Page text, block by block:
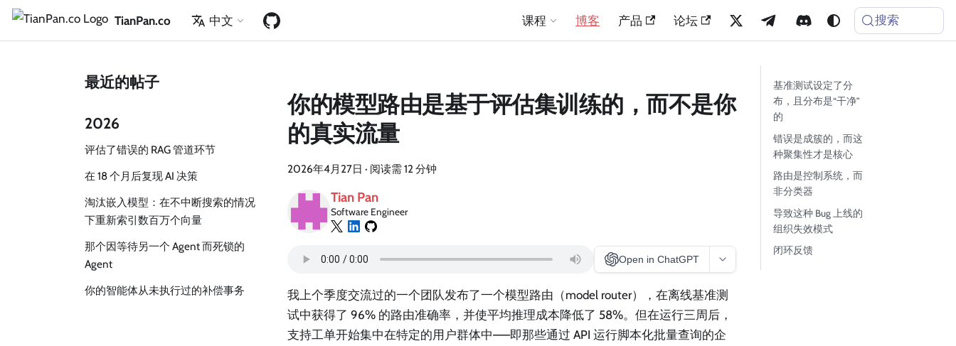
TianPan.co 中文 课程 博客 产品 论坛 搜索
最近的帖子
2026
评估了错误的 RAG 管道环节
在 18 个月后复现 AI 决策
淘汰嵌入模型：在不中断搜索的情况
下重新索引数百万个向量
那个因等待另一个 Agent 而死锁的
Agent
你的智能体从未执行过的补偿事务
你的模型路由是基于评估集训练的，而不是你
的真实流量
2026年4月27日 · 阅读需 12 分钟
Tian Pan
Software Engineer
Open in ChatGPT
我上个季度交流过的一个团队发布了一个模型路由（model router），在离线基准测
试中获得了 96% 的路由准确率，并使平均推理成本降低了 58%。但在运行三周后，
支持工单开始集中在特定的用户群体中——即那些通过 API 运行脚本化批量查询的企
基准测试设定了分
布，且分布是“干净”
的
错误是成簇的，而这
种聚集性才是核心
路由是控制系统，而
非分类器
导致这种 Bug 上线的
组织失效模式
闭环反馈